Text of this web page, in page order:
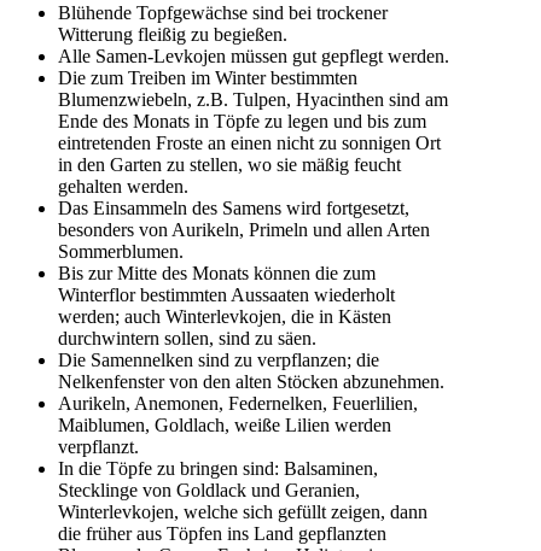
Blühende Topfgewächse sind bei trockener
Witterung fleißig zu begießen.
Alle Samen-Levkojen müssen gut gepflegt werden.
Die zum Treiben im Winter bestimmten
Blumenzwiebeln, z.B. Tulpen, Hyacinthen sind am
Ende des Monats in Töpfe zu legen und bis zum
eintretenden Froste an einen nicht zu sonnigen Ort
in den Garten zu stellen, wo sie mäßig feucht
gehalten werden.
Das Einsammeln des Samens wird fortgesetzt,
besonders von Aurikeln, Primeln und allen Arten
Sommerblumen.
Bis zur Mitte des Monats können die zum
Winterflor bestimmten Aussaaten wiederholt
werden; auch Winterlevkojen, die in Kästen
durchwintern sollen, sind zu säen.
Die Samennelken sind zu verpflanzen; die
Nelkenfenster von den alten Stöcken abzunehmen.
Aurikeln, Anemonen, Federnelken, Feuerlilien,
Maiblumen, Goldlach, weiße Lilien werden
verpflanzt.
In die Töpfe zu bringen sind: Balsaminen,
Stecklinge von Goldlack und Geranien,
Winterlevkojen, welche sich gefüllt zeigen, dann
die früher aus Töpfen ins Land gepflanzten